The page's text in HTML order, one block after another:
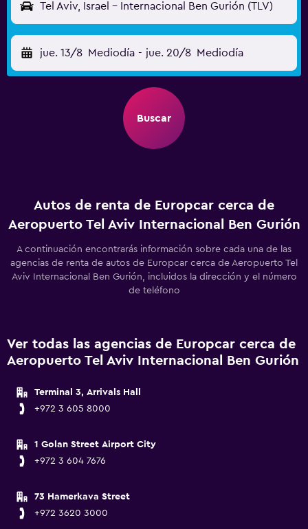
Tel Aviv, Israel - Internacional Ben Gurión (TLV)
jue. 13/8 Mediodía - jue. 20/8 Mediodía
Buscar
Autos de renta de Europcar cerca de
Aeropuerto Tel Aviv Internacional Ben Gurión
A continuación encontrarás información sobre cada una de las
agencias de renta de autos de Europcar cerca de Aeropuerto Tel
Aviv Internacional Ben Gurión, incluidos la dirección y el número
de teléfono
Ver todas las agencias de Europcar cerca de
Aeropuerto Tel Aviv Internacional Ben Gurión
Terminal 3, Arrivals Hall
+972 3 605 8000
1 Golan Street Airport City
+972 3 604 7676
73 Hamerkava Street
+972 3620 3000